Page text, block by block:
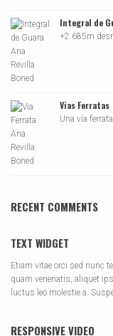
Integral de
+2.685m
Vias Ferratas
Una vía
RECENT COMMENTS
TEXT WIDGET
Etiam vitae orci sed nunc
quam venenatis, aliquet
luctus leo molestie a.
RESPONSIVE VIDEO